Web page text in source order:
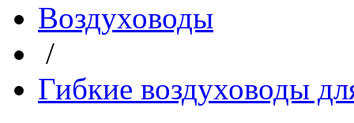
Воздуховоды
/
Гибкие воздуховоды